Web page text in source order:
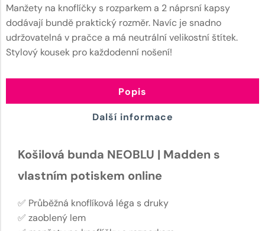
Manžety na knoflíčky s rozparkem a 2 náprsní kapsy
dodávají bundě praktický rozměr. Navíc je snadno
udržovatelná v pračce a má neutrální velikostní štítek.
Stylový kousek pro každodenní nošení!
Popis
Další informace
Košilová bunda NEOBLU | Madden s
vlastním potiskem online
✅ Průběžná knoflíková léga s druky
✅ zaoblený lem